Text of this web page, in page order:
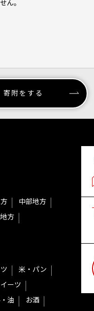
ん。
寄附をする
中部地方
方
米・パン
ーツ
油 お酒